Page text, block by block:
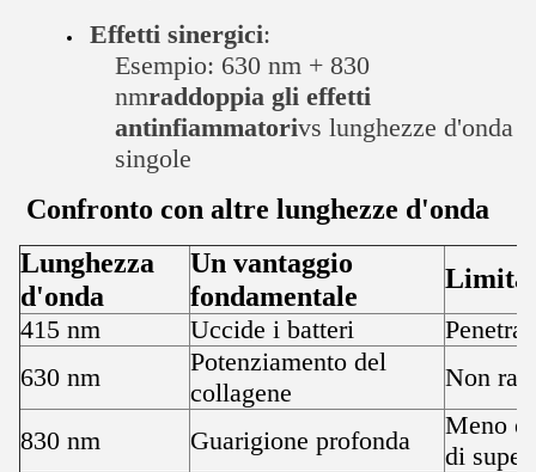
Effetti sinergici:
Esempio: 630 nm + 830
nmraddoppia gli effetti
antinfiammatorivs lunghezze d'onda
singole
Confronto con altre lunghezze d'onda
Lunghezza
d'onda
Un vantaggio
fondamentale
415 nm Uccide i batteri
630 nm
Potenziamento del
collagene
Non
830 nm Guarigione profonda
Meno
di